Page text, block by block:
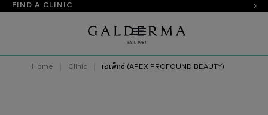
FIND A CLINIC
Home Clinic เอเพ็กซ์ (APEX PROFOUND BEAUTY)